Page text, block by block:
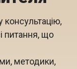
питання, що
методики,